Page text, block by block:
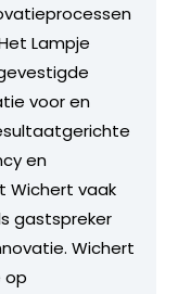
Lampje
voor en
en
Wichert vaak
gastspreker
Wichert
op